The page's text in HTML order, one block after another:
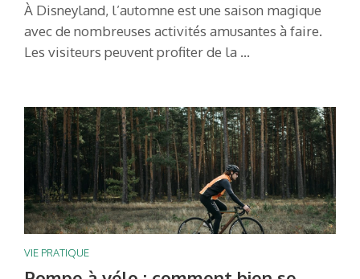
À Disneyland, l’automne est une saison magique
avec de nombreuses activités amusantes à faire.
Les visiteurs peuvent profiter de la …
VIE PRATIQUE